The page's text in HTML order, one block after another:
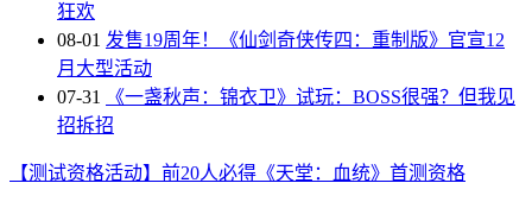
狂欢
08-01 发售19周年！《仙剑奇侠传四：重制版》官宣12
月大型活动
07-31
《一盏秋声：锦衣卫》试玩：BOSS很强？但我见
招拆招
【测试资格活动】前20人必得《天堂：血统》首测资格